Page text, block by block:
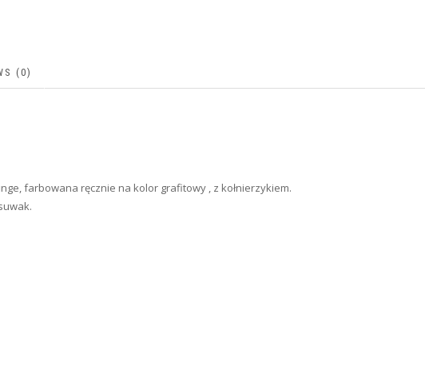
(0)
farbowana ręcznie na kolor grafitowy , z kołnierzykiem.